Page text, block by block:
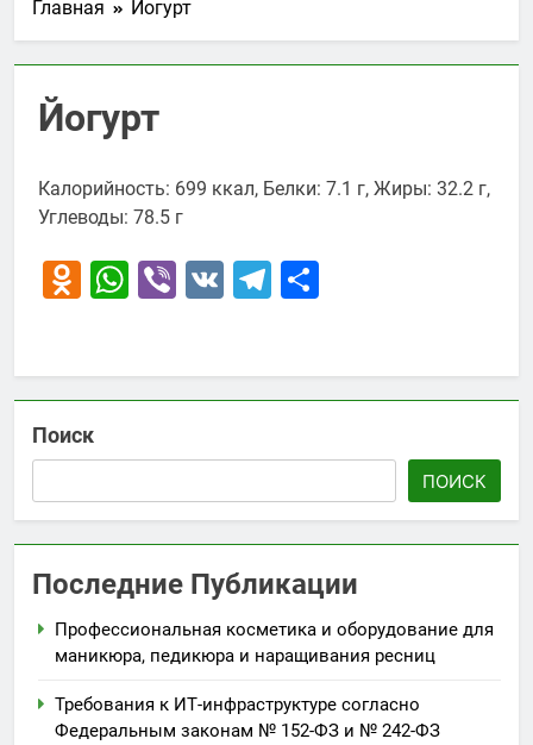
Главная Йогурт
Йогурт
Калорийность: 699 ккал, Белки: 7.1 г, Жиры: 32.2 г,
Углеводы: 78.5 г
Odnoklassniki
WhatsApp
Viber
VK Telegram
Поиск
ПОИСК
Последние Публикации
Профессиональная косметика и оборудование для
маникюра, педикюра и наращивания ресниц
Требования к ИТ-инфраструктуре согласно
Федеральным законам № 152-ФЗ и № 242-ФЗ